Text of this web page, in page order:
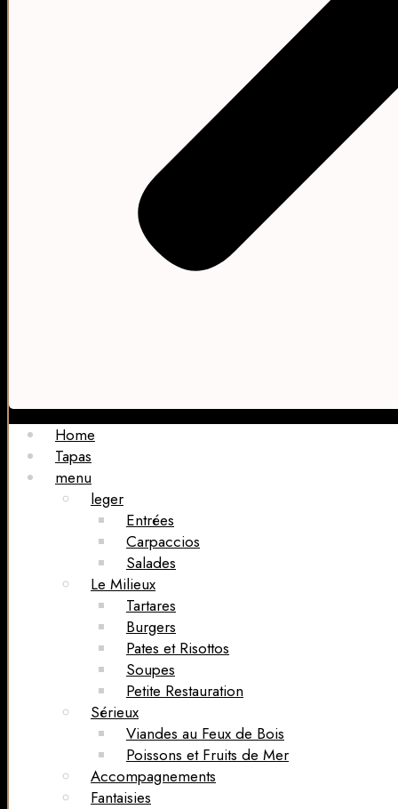
Home
Tapas
menu
leger
Entrées
Carpaccios
Salades
Le Milieux
Tartares
Burgers
Pates et Risottos
Soupes
Petite Restauration
Sérieux
Viandes au Feux de Bois
Poissons et Fruits de Mer
Accompagnements
Fantaisies